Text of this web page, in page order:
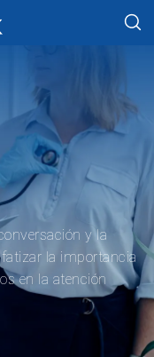
y la
la importancia
en la atención